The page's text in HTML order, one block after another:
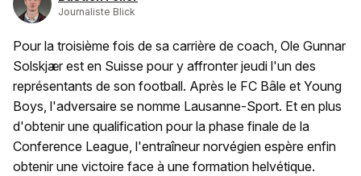
Journaliste Blick
Pour la troisième fois de sa carrière de coach, Ole Gunnar
Solskjær est en Suisse pour y affronter jeudi l'un des
représentants de son football. Après le FC Bâle et Young
Boys, l'adversaire se nomme Lausanne-Sport. Et en plus
d'obtenir une qualification pour la phase finale de la
Conference League, l'entraîneur norvégien espère enfin
obtenir une victoire face à une formation helvétique.